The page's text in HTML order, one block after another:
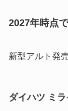
2027年時点
新型アルト発
ダイハツ ミ